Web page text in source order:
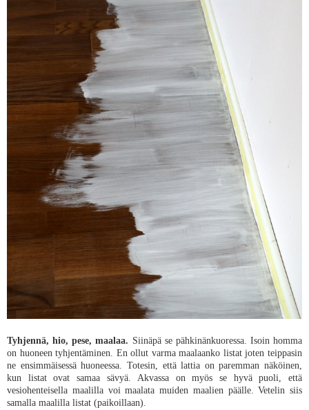
Tyhjennä, hio, pese, maalaa. Siinäpä se pähkinänkuoressa. Isoin homma
on huoneen tyhjentäminen. En ollut varma maalaanko listat joten teippasin
ne ensimmäisessä huoneessa. Totesin, että lattia on paremman näköinen,
kun listat ovat samaa sävyä. Akvassa on myös se hyvä puoli, että
vesiohenteisella maalilla voi maalata muiden maalien päälle. Vetelin siis
samalla maalilla listat (paikoillaan).